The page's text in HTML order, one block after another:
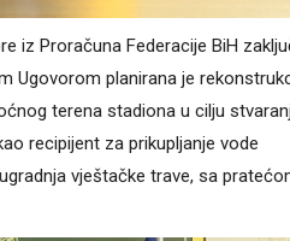
iz Proračuna Federacije BiH
Ugovorom planirana je
terena stadiona u cilju
recipijent za prikupljanje vode
vještačke trave, sa